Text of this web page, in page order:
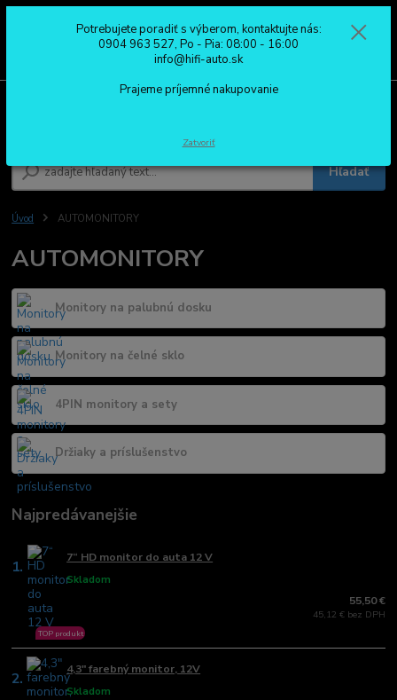
Hľadať
0904 963 527
Po - Pia: 08:00 - 16:00
Úvod AUTOMONITORY
AUTOMONITORY
Monitory na palubnú dosku
Monitory na čelné sklo
4PIN monitory a sety
Držiaky a príslušenstvo
Najpredávanejšie
1. 7“ HD monitor do auta 12 V
Skladom
TOP produkt
55,50 €
45,12 € bez DPH
2. 4,3" farebný monitor, 12V
Skladom
Potrebujete poradiť s výberom, kontaktujte nás:
0904 963 527, Po - Pia: 08:00 - 16:00
info@hifi-auto.sk
Prajeme príjemné nakupovanie
Zatvoriť